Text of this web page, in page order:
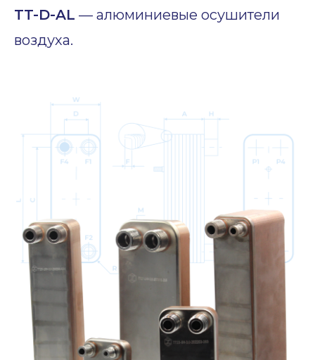
TT-D-AL — алюминиевые осушители
воздуха.